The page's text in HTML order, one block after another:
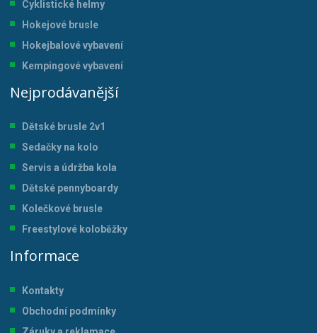
Cyklistické helmy
Hokejové brusle
Hokejbalové vybavení
Kempingové vybavení
Nejprodávanější
Dětské brusle 2v1
Sedačky na kolo
Servis a údržba kola
Dětské pennyboardy
Kolečkové brusle
Freestylové koloběžky
Informace
Kontakty
Obchodní podmínky